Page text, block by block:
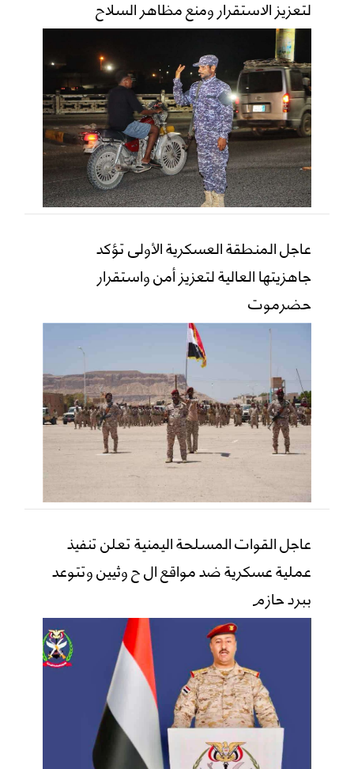
لتعزيز الاستقرار ومنع مظاهر السلاح
عاجل المنطقة العسكرية الأولى تؤكد
جاهزيتها العالية لتعزيز أمن واستقرار
حضرموت
عاجل القوات المسلحة اليمنية تعلن تنفيذ
عملية عسكرية ضد مواقع ال ح وثيين وتتوعد
ببرد حازم